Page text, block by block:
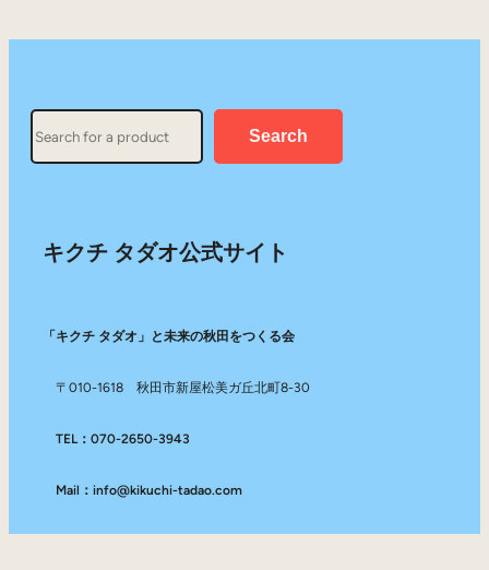
Search
キクチ タダオ公式サイト
「キクチ タダオ」と未来の秋田をつくる会
〒010-1618 秋田市新屋松美ガ丘北町8-30
TEL：070-2650-3943
Mail：info@kikuchi-tadao.com